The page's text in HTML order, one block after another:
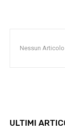
Nessun
ULTIMI